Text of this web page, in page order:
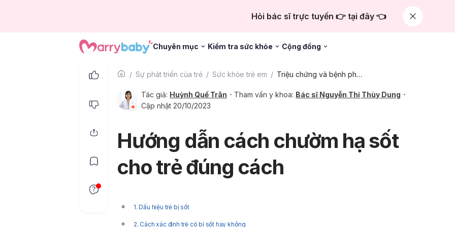
Hỏi bác sĩ trực tuyến 👉 tại đây 👈
Chuyên mục Kiểm tra sức khỏe Cộng đồng
Sự phát triển của trẻ Sức khỏe trẻ em Triệu chứng và bệnh phổ biến
Tác giả: Huỳnh Quế Trân Tham vấn y khoa: Bác sĩ Nguyễn Thị Thùy Dung
Cập nhật 20/10/2023
Hướng dẫn cách chườm hạ sốt
cho trẻ đúng cách
1. Dấu hiệu trẻ bị sốt
2. Cách xác định trẻ có bị sốt hay không